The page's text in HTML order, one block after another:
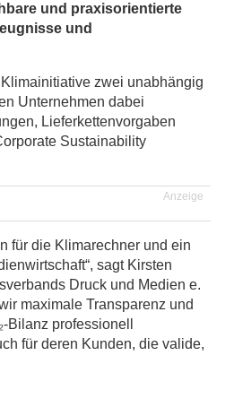
und praxisorientierte
und
zwei unabhängig
Unternehmen dabei
Lieferkettenvorgaben
Sustainability
Anzeige
für die Klimarechner und ein
sagt Kirsten
Druck und Medien e.
maximale Transparenz und
Bilanz professionell
für deren Kunden, die valide,